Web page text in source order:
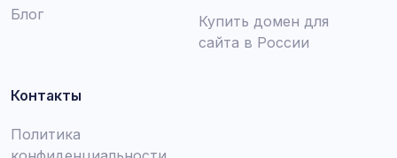
Блог
Купить домен для
сайта в России
Контакты
Политика